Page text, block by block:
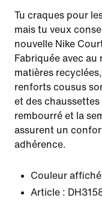
Tu craques pour
mais tu veux
nouvelle Nike
Fabriquée avec
matières
renforts cousus
et des
rembourré et la
assurent un
adhérence.
Couleur
Article :